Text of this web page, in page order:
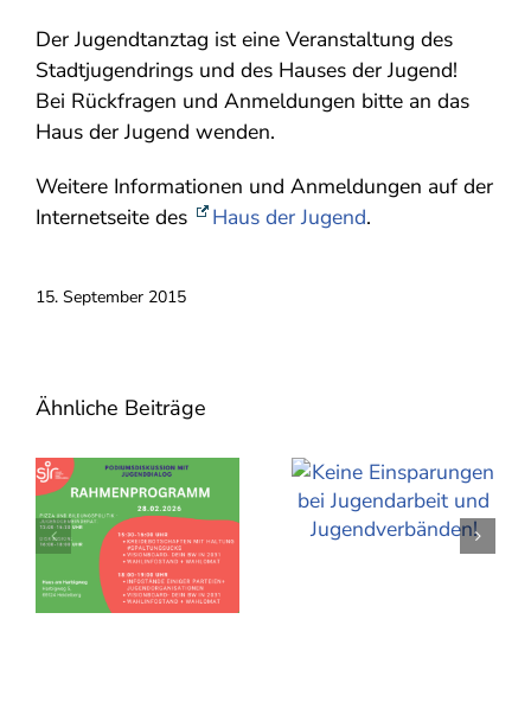
Der Jugendtanztag ist eine Veranstaltung des
Stadtjugendrings und des Hauses der Jugend!
Bei Rückfragen und Anmeldungen bitte an das
Haus der Jugend wenden.
Weitere Informationen und Anmeldungen auf der
Internetseite des
Haus der Jugend.
15. September 2015
Ähnliche Beiträge